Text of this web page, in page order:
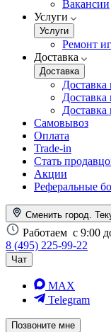
Вакансии
Услуги
Услуги
Ремонт
Доставка
Доставка
Самовывоз
Оплата
Trade-in
Стать
Акции
Реферальные
Сменить город.
Работаем с 9:00
8 (495) 225-99-22
Чат
MAX
Telegram
Позвоните мне